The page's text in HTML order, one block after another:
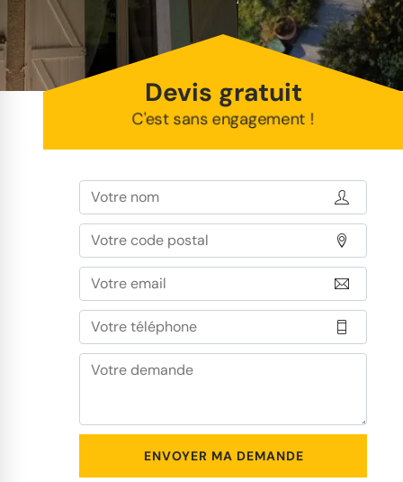
Devis gratuit
C'est sans engagement !